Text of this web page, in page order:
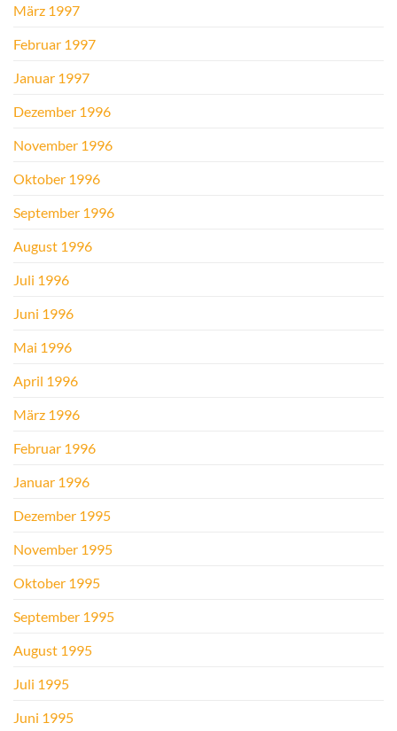
März 1997
Februar 1997
Januar 1997
Dezember 1996
November 1996
Oktober 1996
September 1996
August 1996
Juli 1996
Juni 1996
Mai 1996
April 1996
März 1996
Februar 1996
Januar 1996
Dezember 1995
November 1995
Oktober 1995
September 1995
August 1995
Juli 1995
Juni 1995